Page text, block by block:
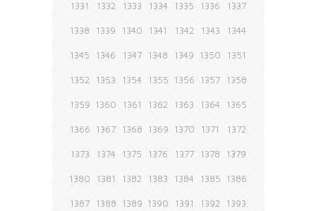
1331 1332 1333 1334 1335 1336 1337
1338 1339 1340 1341 1342 1343 1344
1345 1346 1347 1348 1349 1350 1351
1352 1353 1354 1355 1356 1357 1358
1359 1360 1361 1362 1363 1364 1365
1366 1367 1368 1369 1370 1371 1372
1373 1374 1375 1376 1377 1378 1379
1380 1381 1382 1383 1384 1385 1386
1387 1388 1389 1390 1391 1392 1393